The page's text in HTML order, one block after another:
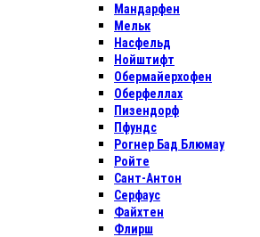
Мандарфен
Мельк
Насфельд
Нойштифт
Обермайерхофен
Оберфеллах
Пизендорф
Пфундс
Рогнер Бад Блюмау
Ройте
Сант-Антон
Серфаус
Файхтен
Флирш